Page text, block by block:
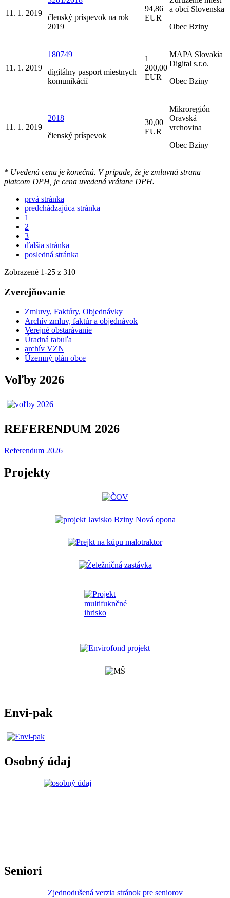
11. 1. 2019
členský príspevok na rok
2019
94,86
EUR
a obcí Slovenska
Obec Bziny
11. 1. 2019
180749
digitálny pasport miestnych
komunikácií
1
200,00
EUR
MAPA Slovakia
Digital s.r.o.
Obec Bziny
11. 1. 2019
2018
členský príspevok
30,00
EUR
Mikroregión
Oravská
vrchovina
Obec Bziny
* Uvedená cena je konečná. V prípade, že je zmluvná strana
platcom DPH, je cena uvedená vrátane DPH.
prvá stránka
predchádzajúca stránka
1
2
3
ďalšia stránka
posledná stránka
Zobrazené 1-25 z 310
Zverejňovanie
Zmluvy, Faktúry, Objednávky
Archív zmluv, faktúr a objednávok
Verejné obstarávanie
Úradná tabuľa
archív VZN
Územný plán obce
Voľby 2026
REFERENDUM 2026
Referendum 2026
Projekty
Envi-pak
Osobný údaj
Seniori
Zjednodušená verzia stránok pre seniorov